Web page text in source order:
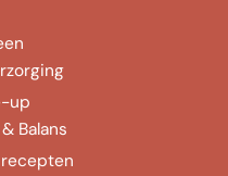
up
Balans
recepten